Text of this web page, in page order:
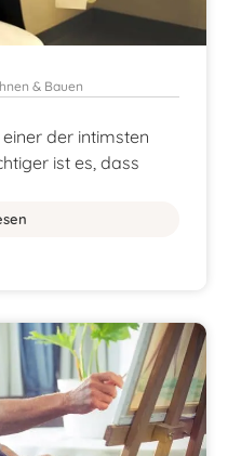
& Bauen
der intimsten
ist es, dass